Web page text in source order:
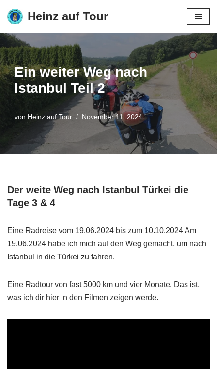
Zum
Inhalt
springen
Heinz auf Tour
Ein weiter Weg nach
Istanbul Teil 2
von Heinz auf Tour November 11, 2024
Der weite Weg nach Istanbul Türkei die
Tage 3 & 4
Eine Radreise vom 19.06.2024 bis zum 10.10.2024 Am
19.06.2024 habe ich mich auf den Weg gemacht, um nach
Istanbul in die Türkei zu fahren.
Eine Radtour von fast 5000 km und vier Monate. Das ist,
was ich dir hier in den Filmen zeigen werde.